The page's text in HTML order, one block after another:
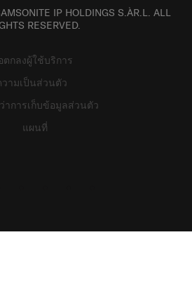
IP HOLDINGS S.ÀR.L. ALL
RESERVED.
ตกลงผู้ใช้บริการ
วามเป็นส่วนตัว
าการเก็บข้อมูลส่วนตัว
แผนที่